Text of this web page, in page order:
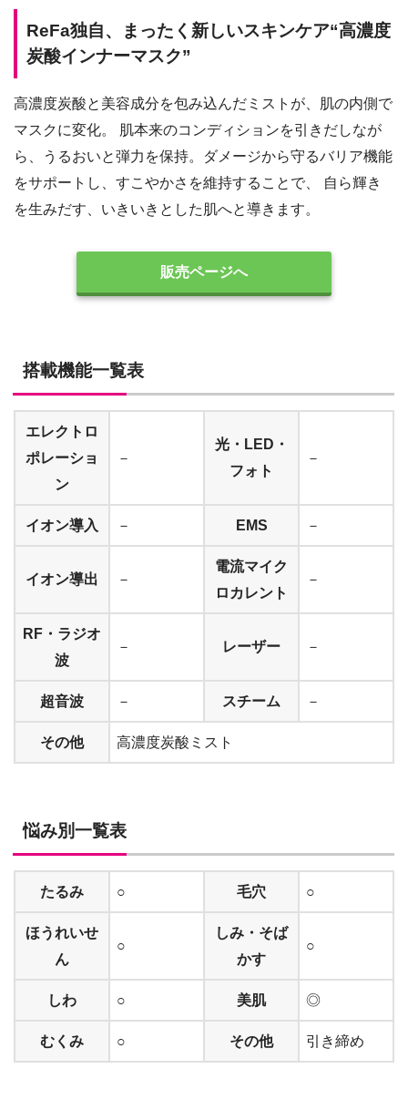
ReFa独自、まったく新しいスキンケア“高濃度
炭酸インナーマスク”
高濃度炭酸と美容成分を包み込んだミストが、肌の内側で
マスクに変化。 肌本来のコンディションを引きだしなが
ら、うるおいと弾力を保持。ダメージから守るバリア機能
をサポートし、すこやかさを維持することで、 自ら輝き
を生みだす、いきいきとした肌へと導きます。
販売ページへ
搭載機能一覧表
エレクトロ
ポレーショ
ン
－
光・LED・
フォト
－
イオン導入 － EMS －
イオン導出 －
電流マイク
ロカレント
－
RF・ラジオ
波
－ レーザー －
超音波 － スチーム －
その他 高濃度炭酸ミスト
悩み別一覧表
たるみ ○ 毛穴 ○
ほうれいせ
ん
○
しみ・そば
かす
○
しわ ○ 美肌 ◎
むくみ ○ その他 引き締め